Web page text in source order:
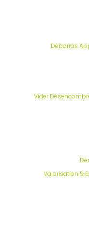
Débarras
Vider
Valorisation &